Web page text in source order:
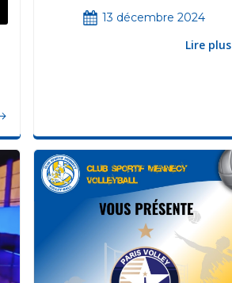
13 décembre 2024
Lire plus